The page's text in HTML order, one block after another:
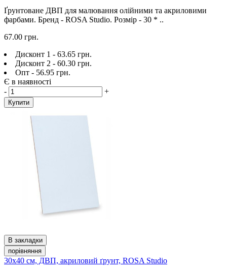
Ґрунтоване ДВП для малювання олійними та акриловими
фарбами. Бренд - ROSA Studio. Розмір - 30 * ..
67.00 грн.
Дисконт 1 - 63.65 грн.
Дисконт 2 - 60.30 грн.
Опт - 56.95 грн.
Є в наявності
-
+
Купити
В закладки
порівняння
30х40 см, ДВП, акриловий ґрунт, ROSA Studio